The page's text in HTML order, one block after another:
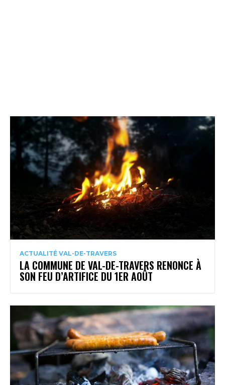
ACTUALITÉ VAL-DE-TRAVERS
LA COMMUNE DE VAL-DE-TRAVERS RENONCE À
SON FEU D’ARTIFICE DU 1ER AOÛT